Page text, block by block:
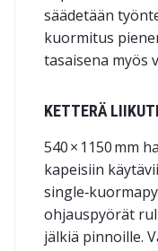
säädetään
kuormitus
tasaisena myös
KETTERÄ
540 × 1150 mm
kapeisiin
ohjauspyörät
jälkiä pinnoille.